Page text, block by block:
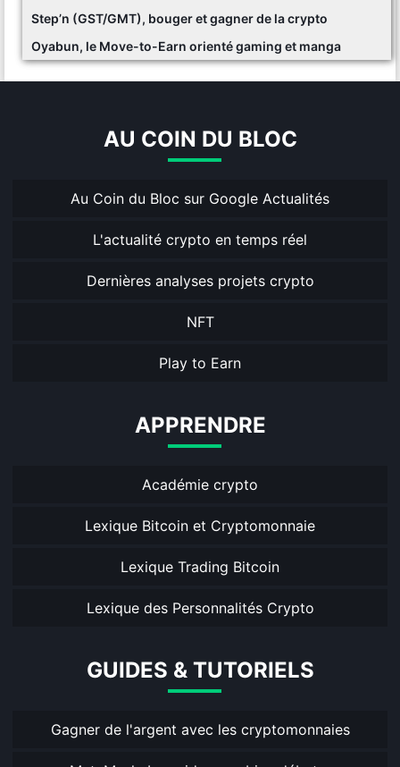
Step’n (GST/GMT), bouger et gagner de la crypto
Oyabun, le Move-to-Earn orienté gaming et manga
AU COIN DU BLOC
Au Coin du Bloc sur Google Actualités
L'actualité crypto en temps réel
Dernières analyses projets crypto
NFT
Play to Earn
APPRENDRE
Académie crypto
Lexique Bitcoin et Cryptomonnaie
Lexique Trading Bitcoin
Lexique des Personnalités Crypto
GUIDES & TUTORIELS
Gagner de l'argent avec les cryptomonnaies